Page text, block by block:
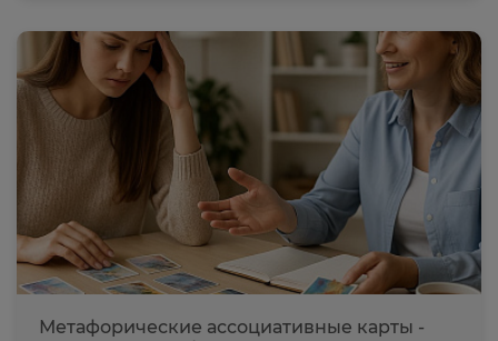
Метафорические ассоциативные карты -